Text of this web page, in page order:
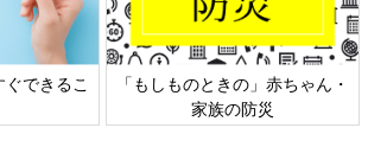
「もしものときの」赤ちゃん・
日本外来小